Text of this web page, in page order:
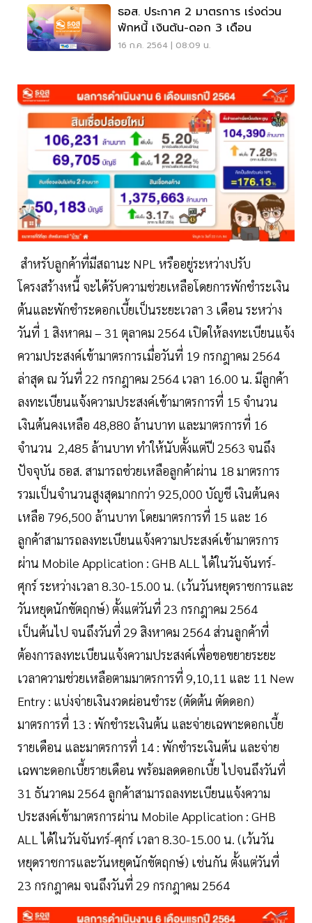
ธอส. ประกาศ 2 มาตรการ เร่งด่วน
พักหนี้ เงินต้น-ดอก 3 เดือน
16 ก.ค. 2564 | 08:09 น.
สำหรับลูกค้าที่มีสถานะ NPL หรืออยู่ระหว่างปรับ
โครงสร้างหนี้ จะได้รับความช่วยเหลือโดยการพักชำระเงิน
ต้นและพักชำระดอกเบี้ยเป็นระยะเวลา 3 เดือน ระหว่าง
วันที่ 1 สิงหาคม – 31 ตุลาคม 2564 เปิดให้ลงทะเบียนแจ้ง
ความประสงค์เข้ามาตรการเมื่อวันที่ 19 กรกฎาคม 2564
ล่าสุด ณ วันที่ 22 กรกฎาคม 2564 เวลา 16.00 น. มีลูกค้า
ลงทะเบียนแจ้งความประสงค์เข้ามาตรการที่ 15 จำนวน
เงินต้นคงเหลือ 48,880 ล้านบาท และมาตรการที่ 16
จำนวน 2,485 ล้านบาท ทำให้นับตั้งแต่ปี 2563 จนถึง
ปัจจุบัน ธอส. สามารถช่วยเหลือลูกค้าผ่าน 18 มาตรการ
รวมเป็นจำนวนสูงสุดมากกว่า 925,000 บัญชี เงินต้นคง
เหลือ 796,500 ล้านบาท โดยมาตรการที่ 15 และ 16
ลูกค้าสามารถลงทะเบียนแจ้งความประสงค์เข้ามาตรการ
ผ่าน Mobile Application : GHB ALL ได้ในวันจันทร์-
ศุกร์ ระหว่างเวลา 8.30-15.00 น. (เว้นวันหยุดราชการและ
วันหยุดนักขัตฤกษ์) ตั้งแต่วันที่ 23 กรกฎาคม 2564
เป็นต้นไป จนถึงวันที่ 29 สิงหาคม 2564 ส่วนลูกค้าที่
ต้องการลงทะเบียนแจ้งความประสงค์เพื่อขอขยายระยะ
เวลาความช่วยเหลือตามมาตรการที่ 9,10,11 และ 11 New
Entry : แบ่งจ่ายเงินงวดผ่อนชำระ (ตัดต้น ตัดดอก)
มาตรการที่ 13 : พักชำระเงินต้น และจ่ายเฉพาะดอกเบี้ย
รายเดือน และมาตรการที่ 14 : พักชำระเงินต้น และจ่าย
เฉพาะดอกเบี้ยรายเดือน พร้อมลดดอกเบี้ย ไปจนถึงวันที่
31 ธันวาคม 2564 ลูกค้าสามารถลงทะเบียนแจ้งความ
ประสงค์เข้ามาตรการผ่าน Mobile Application : GHB
ALL ได้ในวันจันทร์-ศุกร์ เวลา 8.30-15.00 น. (เว้นวัน
หยุดราชการและวันหยุดนักขัตฤกษ์) เช่นกัน ตั้งแต่วันที่
23 กรกฎาคม จนถึงวันที่ 29 กรกฎาคม 2564